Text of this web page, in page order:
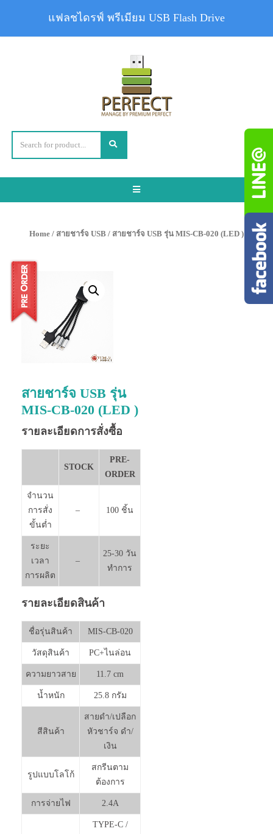
Toggle
Home / สายชาร์จ USB / สายชาร์จ USB รุ่น MIS-CB-020 (LED )
สายชาร์จ USB รุ่น
MIS-CB-020 (LED )
รายละเอียดการสั่งซื้อ
STOCK
PRE-
ORDER
จำนวน
การสั่ง
ขั้นต่ำ
– 100 ชิ้น
ระยะ
เวลา
การผลิต
–
25-30 วัน
ทำการ
รายละเอียดสินค้า
ชื่อรุ่นสินค้า MIS-CB-020
วัสดุสินค้า PC+ไนล่อน
ความยาวสาย 11.7 cm
น้ำหนัก 25.8 กรัม
สีสินค้า
สายดำ/เปลือก
หัวชาร์จ ดำ/
เงิน
รูปแบบโลโก้
สกรีนตาม
ต้องการ
การจ่ายไฟ 2.4A
TYPE-C /
แฟลชไดรฟ์ พรีเมียม USB Flash Drive